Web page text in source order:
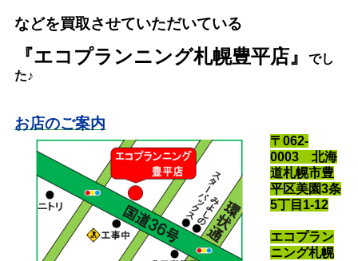
などを買取させていただいている
『エコプランニング札幌豊平店』でし
た♪
お店のご案内
〒062-
0003 北海
道札幌市豊
平区美園3条
5丁目1-12
エコプラン
ニング札幌